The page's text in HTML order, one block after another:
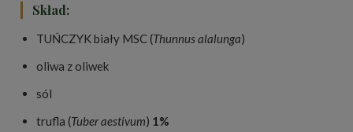
Skład:
TUŃCZYK biały MSC (Thunnus alalunga)
oliwa z oliwek
sól
trufla (Tuber aestivum) 1%